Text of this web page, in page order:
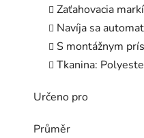
Zaťahovacia
Navíja sa
S montážnym
Tkanina:
Určeno pro
Průměr